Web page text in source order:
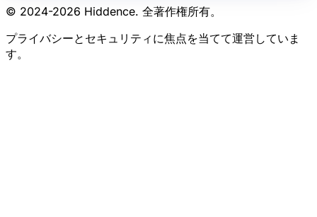
© 2024-2026 Hiddence. 全著作権所有。
プライバシーとセキュリティに焦点を当てて運営していま
す。